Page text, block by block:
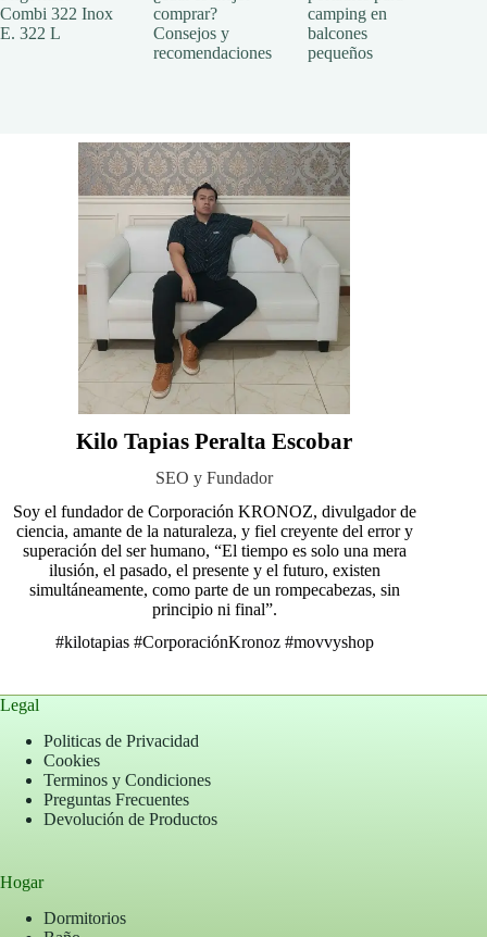
Combi 322 Inox
E. 322 L
comprar?
Consejos y
recomendaciones
camping en
balcones
pequeños
Kilo Tapias Peralta Escobar
SEO y Fundador
Soy el fundador de Corporación KRONOZ, divulgador de
ciencia, amante de la naturaleza, y fiel creyente del error y
superación del ser humano, “El tiempo es solo una mera
ilusión, el pasado, el presente y el futuro, existen
simultáneamente, como parte de un rompecabezas, sin
principio ni final”.
#kilotapias #CorporaciónKronoz #movvyshop
Legal
Politicas de Privacidad
Cookies
Terminos y Condiciones
Preguntas Frecuentes
Devolución de Productos
Hogar
Dormitorios